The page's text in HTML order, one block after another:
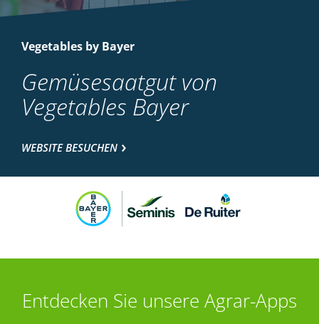
Vegetables by Bayer
Gemüsesaatgut von
Vegetables Bayer
WEBSITE BESUCHEN
Entdecken Sie unsere Agrar-Apps